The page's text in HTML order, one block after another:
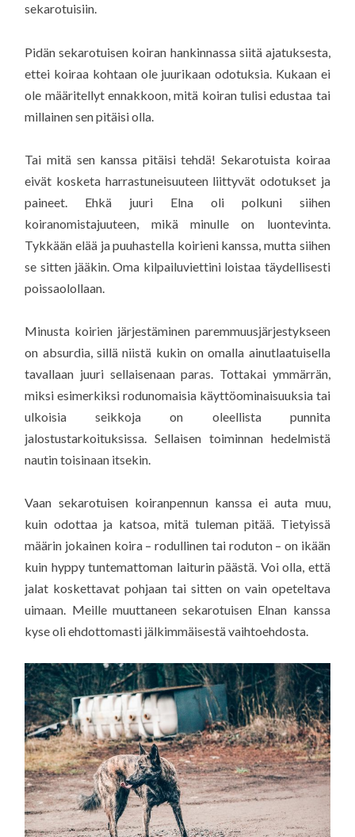
sekarotuisiin.
Pidän sekarotuisen koiran hankinnassa siitä ajatuksesta,
ettei koiraa kohtaan ole juurikaan odotuksia. Kukaan ei
ole määritellyt ennakkoon, mitä koiran tulisi edustaa tai
millainen sen pitäisi olla.
Tai mitä sen kanssa pitäisi tehdä! Sekarotuista koiraa
eivät kosketa harrastuneisuuteen liittyvät odotukset ja
paineet. Ehkä juuri Elna oli polkuni siihen
koiranomistajuuteen, mikä minulle on luontevinta.
Tykkään elää ja puuhastella koirieni kanssa, mutta siihen
se sitten jääkin. Oma kilpailuviettini loistaa täydellisesti
poissaolollaan.
Minusta koirien järjestäminen paremmuusjärjestykseen
on absurdia, sillä niistä kukin on omalla ainutlaatuisella
tavallaan juuri sellaisenaan paras. Tottakai ymmärrän,
miksi esimerkiksi rodunomaisia käyttöominaisuuksia tai
ulkoisia seikkoja on oleellista punnita
jalostustarkoituksissa. Sellaisen toiminnan hedelmistä
nautin toisinaan itsekin.
Vaan sekarotuisen koiranpennun kanssa ei auta muu,
kuin odottaa ja katsoa, mitä tuleman pitää. Tietyissä
määrin jokainen koira – rodullinen tai roduton – on ikään
kuin hyppy tuntemattoman laiturin päästä. Voi olla, että
jalat koskettavat pohjaan tai sitten on vain opeteltava
uimaan. Meille muuttaneen sekarotuisen Elnan kanssa
kyse oli ehdottomasti jälkimmäisestä vaihtoehdosta.